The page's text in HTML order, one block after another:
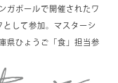
ガポールで開催されたワ
して参加。マスターシ
県ひょうご「食」担当参